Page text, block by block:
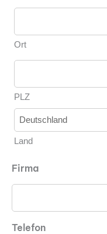
Ort
PLZ
Land
Firma
Telefon